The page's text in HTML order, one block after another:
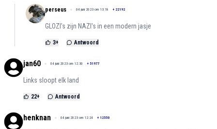
perseus 04 juni 2023 om 13:18 + 22192
GLOZI's zijn NAZI's in een modern jasje
3+ Antwoord
jan60 04 juni 2023 om 12:30 + 51977
Links sloopt elk land
22+ Antwoord
henknan 04 juni 2023 om 12:24 + 12550